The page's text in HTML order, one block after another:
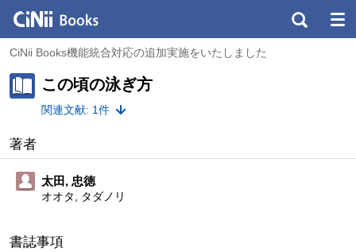
CiNii Books機能統合対応の追加実施をいたしました
この頃の泳ぎ方
関連文献: 1件
著者
太田, 忠徳
オオタ, タダノリ
書誌事項